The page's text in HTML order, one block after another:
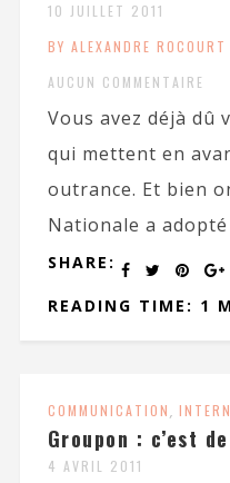
10 JUILLET 2011
BY ALEXANDRE ROCOURT
AUCUN COMMENTAIRE
Vous avez déjà
qui mettent en
outrance. Et bien
Nationale a
SHARE:
READING TIME: 1
COMMUNICATION,
Groupon : c’est
4 AVRIL 2011